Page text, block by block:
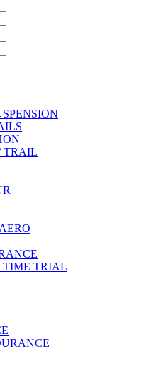
TRAIL
TIME TRIAL